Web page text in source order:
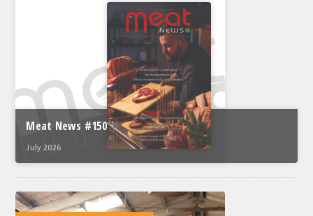
Meat News #150
July 2026